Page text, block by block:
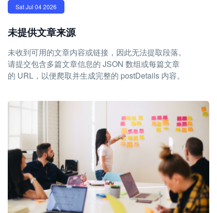
Sat Jul 04 2026
未提供文章来源
未收到可用的文章内容或链接，因此无法提取段落。
请提交包含多篇文章信息的 JSON 数组或每篇文章
的 URL，以便爬取并生成完整的 postDetails 内容。